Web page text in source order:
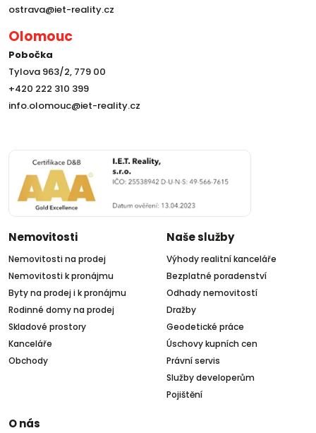
ostrava@iet-reality.cz
Olomouc
Pobočka
Tylova 963/2, 779 00
+420 222 310 399
info.olomouc@iet-reality.cz
Nemovitosti
Nemovitosti na prodej
Nemovitosti k pronájmu
Byty na prodej i k pronájmu
Rodinné domy na prodej
Skladové prostory
Kanceláře
Obchody
Naše služby
Výhody realitní kanceláře
Bezplatné poradenství
Odhady nemovitostí
Dražby
Geodetické práce
Úschovy kupních cen
Právní servis
Služby developerům
Pojištění
O nás